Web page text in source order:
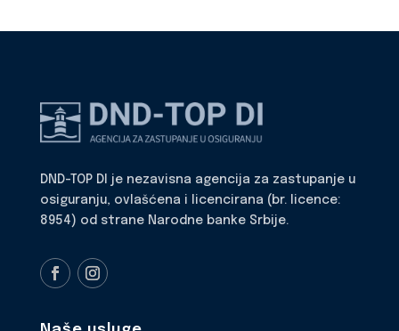
DND-TOP DI je nezavisna agencija za zastupanje u
osiguranju, ovlašćena i licencirana (br. licence:
8954) od strane Narodne banke Srbije.